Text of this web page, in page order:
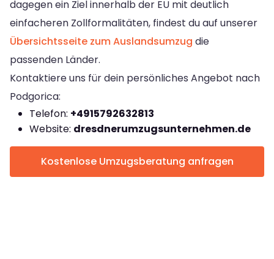
dagegen ein Ziel innerhalb der EU mit deutlich
einfacheren Zollformalitäten, findest du auf unserer
Übersichtsseite zum Auslandsumzug die
passenden Länder.
Kontaktiere uns für dein persönliches Angebot nach
Podgorica:
Telefon: +4915792632813
Website: dresdnerumzugsunternehmen.de
Kostenlose Umzugsberatung anfragen